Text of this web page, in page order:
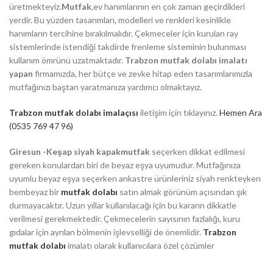
üretmekteyiz.Mutfak,ev hanımlarının en çok zaman geçirdikleri
yerdir. Bu yüzden tasarımları, modelleri ve renkleri kesinlikle
hanımların tercihine bırakılmalıdır. Çekmeceler için kurulan ray
sistemlerinde istendiği takdirde frenleme sisteminin bulunması
kullanım ömrünü uzatmaktadır. Trabzon mutfak dolabı imalatı
yapan firmamızda, her bütçe ve zevke hitap eden tasarımlarımızla
mutfağınızı baştan yaratmanıza yardımcı olmaktayız.
Trabzon mutfak dolabı imalaçısı iletişim için tıklayınız. Hemen Ara
(0535 769 47 96)
Giresun -Keşap siyah kapakmutfak seçerken dikkat edilmesi
gereken konulardan biri de beyaz eşya uyumudur. Mutfağınıza
uyumlu beyaz eşya seçerken ankastre ürünleriniz siyah renkteyken
bembeyaz bir mutfak dolabı satın almak görünüm açısından şık
durmayacaktır. Uzun yıllar kullanılacağı için bu kararın dikkatle
verilmesi gerekmektedir. Çekmecelerin sayısının fazlalığı, kuru
gıdalar için ayrılan bölmenin işlevselliği de önemlidir. Trabzon
mutfak dolabı imalatı olarak kullanıcılara özel çözümler